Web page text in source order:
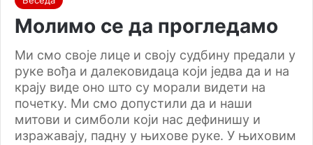
Молимо се да прогледамо
Ми смо своје лице и своју судбину предали у
руке вођа и далековидаца који једва да и на
крају виде оно што су морали видети на
почетку. Ми смо допустили да и наши
митови и симболи који нас дефинишу и
изражавају, падну у њихове руке. У њиховим